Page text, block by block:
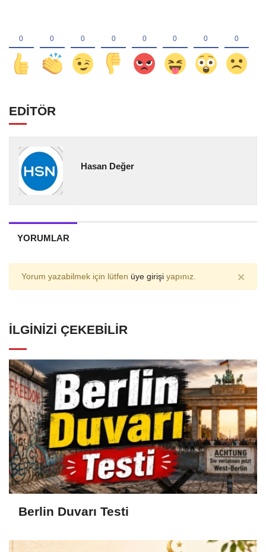
EDİTÖR
Hasan Değer
YORUMLAR
Yorum yazabilmek için lütfen üye girişi yapınız. ×
İLGINIZI ÇEKEBILIR
Berlin Duvarı Testi